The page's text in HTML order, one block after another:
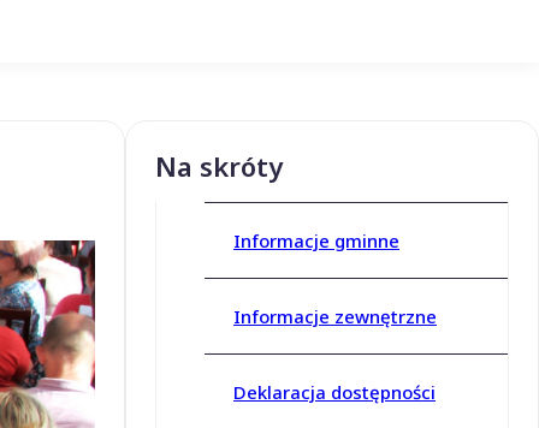
Na skróty
Informacje gminne
Informacje zewnętrzne
Deklaracja dostępności